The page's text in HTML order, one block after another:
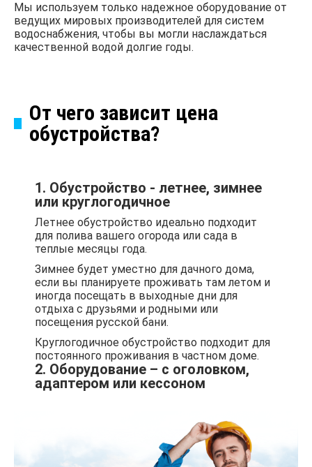
Мы используем только надежное оборудование от
ведущих мировых производителей для систем
водоснабжения, чтобы вы могли наслаждаться
качественной водой долгие годы.
От чего зависит цена
обустройства?
1. Обустройство - летнее, зимнее
или круглогодичное
Летнее обустройство идеально подходит
для полива вашего огорода или сада в
теплые месяцы года.
Зимнее будет уместно для дачного дома,
если вы планируете проживать там летом и
иногда посещать в выходные дни для
отдыха с друзьями и родными или
посещения русской бани.
Круглогодичное обустройство подходит для
постоянного проживания в частном доме.
2. Оборудование – с оголовком,
адаптером или кессоном